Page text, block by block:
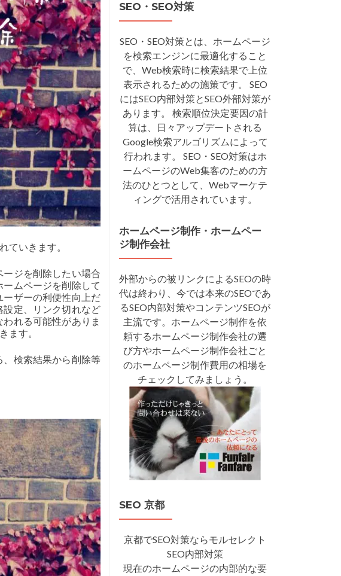
ていきます。
ジを削除したい場合
ムページを削除して
ザーの利便性向上だ
定、リンク切れなど
れる可能性がありま
ます。
検索結果から削除等
SEO・SEO対策
SEO・SEO対策とは、ホームページ
を検索エンジンに最適化すること
で、Web検索時に検索結果で上位
表示されるための施策です。 SEO
にはSEO内部対策とSEO外部対策が
あります。 検索順位決定要因の計
算は、日々アップデートされる
Google検索アルゴリズムによって
行われます。 SEO・SEO対策はホ
ームページのWeb集客のための方
法のひとつとして、Webマーケテ
ィングで活用されています。
ホームページ制作・ホームペー
ジ制作会社
外部からの被リンクによるSEOの時
代は終わり、今では本来のSEOであ
るSEO内部対策やコンテンツSEOが
主流です。ホームページ制作を依
頼するホームページ制作会社の選
び方やホームページ制作会社ごと
のホームページ制作費用の相場を
チェックしてみましょう。
SEO 京都
京都でSEO対策ならモルセレクト
SEO内部対策
現在のホームページの内部的な要